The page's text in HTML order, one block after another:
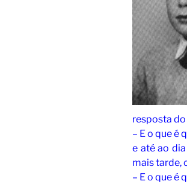
resposta
– E o que é
e até ao
mais tarde,
– E o que é